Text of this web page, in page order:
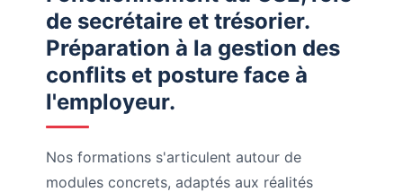
de secrétaire et trésorier.
Préparation à la gestion des
conflits et posture face à
l'employeur.
Nos formations s'articulent autour de
modules concrets, adaptés aux réalités